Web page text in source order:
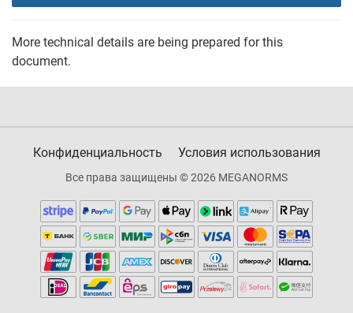
More technical details are being prepared for this
document.
Конфиденциальность Условия использования
Все права защищены © 2026 MEGANORMS